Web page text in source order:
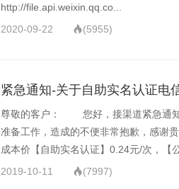
http://file.api.weixin.qq.co...
2020-09-22
(5955)
紧急通知-关于自助实名认证电
尊敬的客户： 您好，接渠道紧急通知
准备工作，造成的不便非常抱歉，感
成本价【自助实名认证】0.24元/次，【
2019-10-11
(7997)